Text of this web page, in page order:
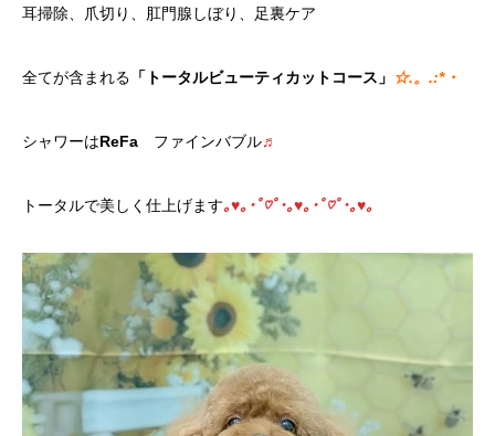
耳掃除、爪切り、肛門腺しぼり、足裏ケア
全てが含まれる 「トータルビューティカットコース」 ☆.。.:*・
シャワーはReFa ファインバブル♬
トータルで美しく仕上げます｡♥｡･ﾟ♡ﾟ･｡♥｡･ﾟ♡ﾟ･｡♥｡